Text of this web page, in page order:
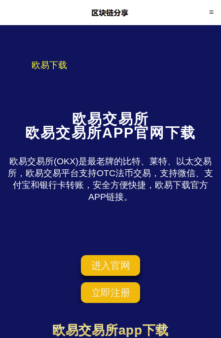
欧易下载
欧易交易所
欧易交易所APP官网下载
欧易交易所(OKX)是最老牌的比特、莱特、以太交易
所，欧易交易平台支持OTC法币交易，支持微信、支
付宝和银行卡转账，安全方便快捷，欧易下载官方
APP链接。
进入官网
立即注册
欧易交易所app下载